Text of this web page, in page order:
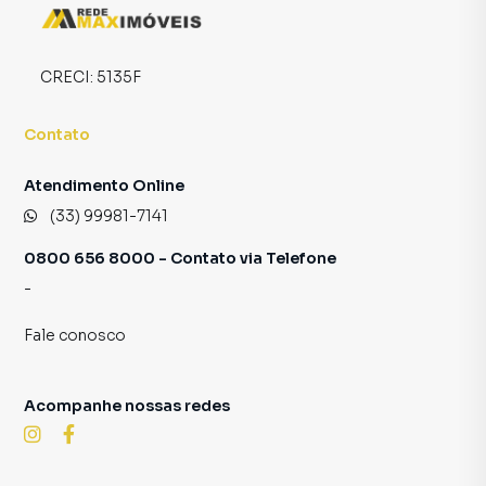
time de programadores, corretores treinados e uma
CRECI: 5135F
Contato
Atendimento Online
(33) 99981-7141
0800 656 8000 - Contato via Telefone
-
Fale conosco
Acompanhe nossas redes